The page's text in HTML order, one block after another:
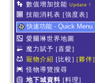
數值增加技能 Update !
技能消耗表 [強度表]
快速功能 - Quick Menu
愛爾琳世界地圖
魔力賦予 [喜愛]
寵物介紹 [比較] [夥伴]
怪物導覽搜尋
地下城資料 [料理]